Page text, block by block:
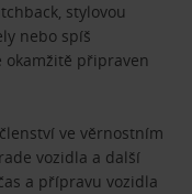
stylovou
nebo spíš
okamžitě připraven
ve věrnostním
vozidla a další
a přípravu vozidla